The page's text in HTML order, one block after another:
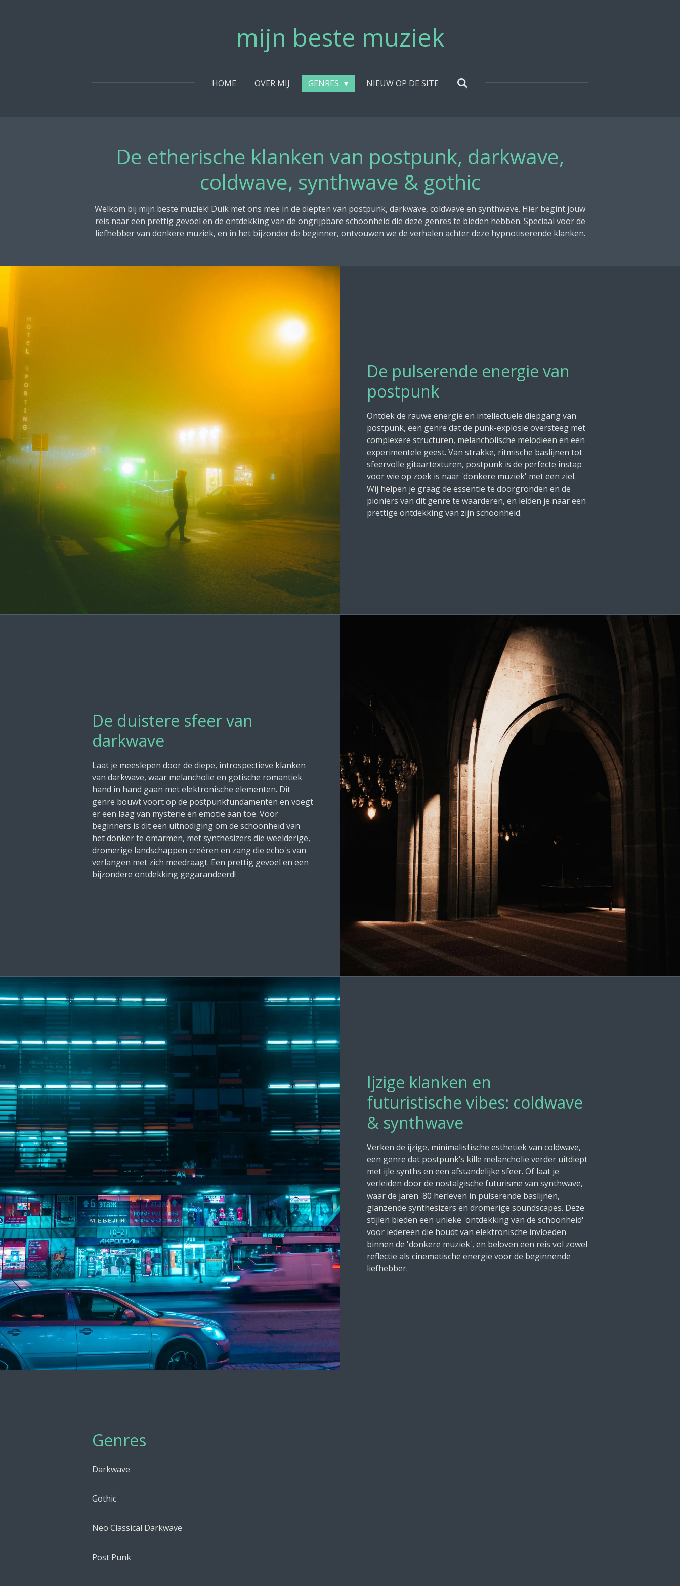
mijn beste muziek
HOME OVER MIJ GENRES NIEUW OP DE SITE
De etherische klanken van postpunk, darkwave,
coldwave, synthwave & gothic
Welkom bij mijn beste muziek! Duik met ons mee in de diepten van postpunk, darkwave, coldwave en synthwave. Hier begint jouw
reis naar een prettig gevoel en de ontdekking van de ongrijpbare schoonheid die deze genres te bieden hebben. Speciaal voor de
liefhebber van donkere muziek, en in het bijzonder de beginner, ontvouwen we de verhalen achter deze hypnotiserende klanken.
De pulserende energie van
postpunk
Ontdek de rauwe energie en intellectuele diepgang van
postpunk, een genre dat de punk-explosie oversteeg met
complexere structuren, melancholische melodieën en een
experimentele geest. Van strakke, ritmische baslijnen tot
sfeervolle gitaartexturen, postpunk is de perfecte instap
voor wie op zoek is naar 'donkere muziek' met een ziel.
Wij helpen je graag de essentie te doorgronden en de
pioniers van dit genre te waarderen, en leiden je naar een
prettige ontdekking van zijn schoonheid.
De duistere sfeer van
darkwave
Laat je meeslepen door de diepe, introspectieve klanken
van darkwave, waar melancholie en gotische romantiek
hand in hand gaan met elektronische elementen. Dit
genre bouwt voort op de postpunkfundamenten en voegt
er een laag van mysterie en emotie aan toe. Voor
beginners is dit een uitnodiging om de schoonheid van
het donker te omarmen, met synthesizers die weelderige,
dromerige landschappen creëren en zang die echo's van
verlangen met zich meedraagt. Een prettig gevoel en een
bijzondere ontdekking gegarandeerd!
Ijzige klanken en
futuristische vibes: coldwave
& synthwave
Verken de ijzige, minimalistische esthetiek van coldwave,
een genre dat postpunk’s kille melancholie verder uitdiept
met ijle synths en een afstandelijke sfeer. Of laat je
verleiden door de nostalgische futurisme van synthwave,
waar de jaren '80 herleven in pulserende baslijnen,
glanzende synthesizers en dromerige soundscapes. Deze
stijlen bieden een unieke 'ontdekking van de schoonheid'
voor iedereen die houdt van elektronische invloeden
binnen de 'donkere muziek', en beloven een reis vol zowel
reflectie als cinematische energie voor de beginnende
liefhebber.
Genres
Darkwave
Gothic
Neo Classical Darkwave
Post Punk